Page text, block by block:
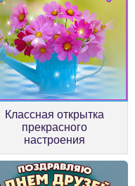
Классная открытка
прекрасного
настроения